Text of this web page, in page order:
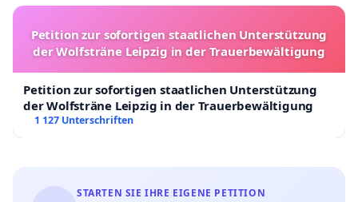
Petition zur sofortigen staatlichen Unterstützung
der Wolfsträne Leipzig in der Trauerbewältigung
Petition zur sofortigen staatlichen Unterstützung
der Wolfsträne Leipzig in der Trauerbewältigung
1 127 Unterschriften
STARTEN SIE IHRE EIGENE PETITION